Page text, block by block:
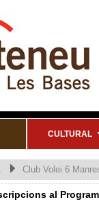
CULTURAL
Club Volei 6
al